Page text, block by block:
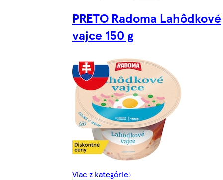
PRETO Radoma Lahôdkové
vajce 150 g
Viac z kategórie